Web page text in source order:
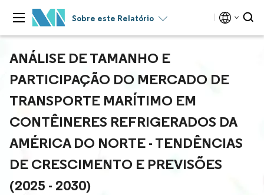
Sobre este Relatório
ANÁLISE DE TAMANHO E
PARTICIPAÇÃO DO MERCADO DE
TRANSPORTE MARÍTIMO EM
CONTÊINERES REFRIGERADOS DA
AMÉRICA DO NORTE - TENDÊNCIAS
DE CRESCIMENTO E PREVISÕES
(2025 - 2030)